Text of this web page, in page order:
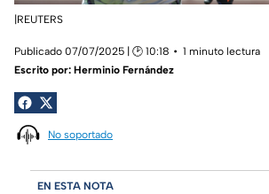
|REUTERS
Publicado 07/07/2025 | 🕑 10:18
1 minuto lectura
Escrito por: Herminio Fernández
No soportado
EN ESTA NOTA